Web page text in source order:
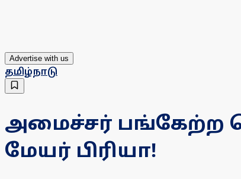
Advertise with us
தமிழ்நாடு
அமைச்சர் பங்கேற்ற
மேயர் பிரியா!